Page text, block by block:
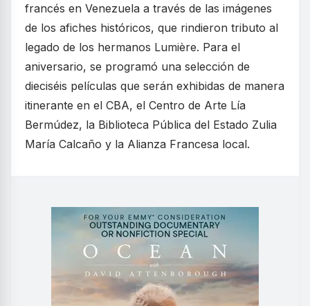
francés en Venezuela a través de las imágenes
de los afiches históricos, que rindieron tributo al
legado de los hermanos Lumière. Para el
aniversario, se programó una selección de
dieciséis películas que serán exhibidas de manera
itinerante en el CBA, el Centro de Arte Lía
Bermúdez, la Biblioteca Pública del Estado Zulia
María Calcaño y la Alianza Francesa local.